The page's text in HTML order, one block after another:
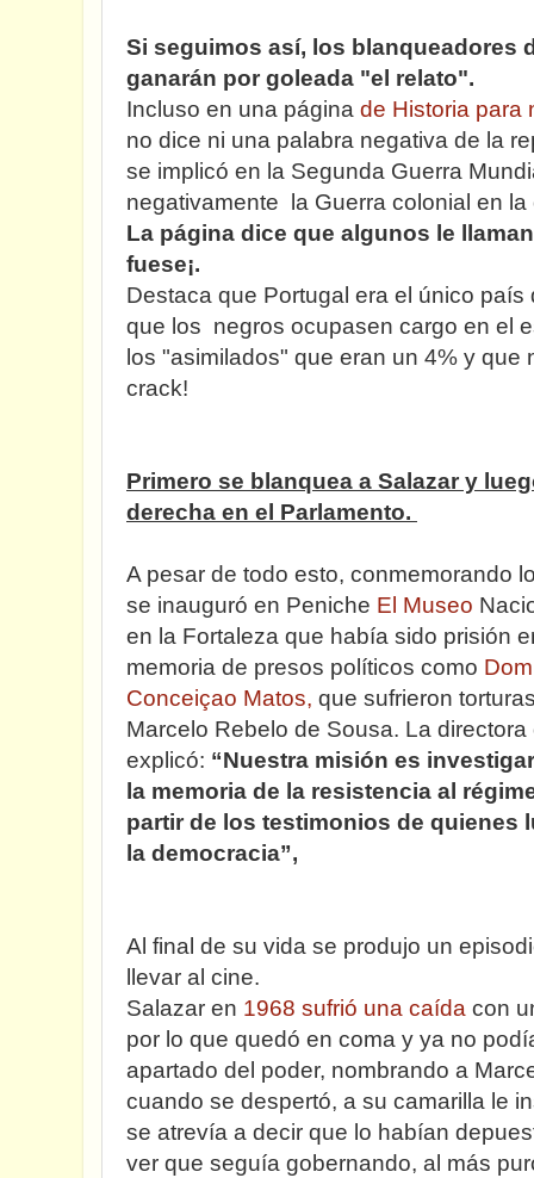
Si seguimos así, los blanqueadores
ganarán por goleada "el relato".
Incluso en una página de Historia para
no dice ni una palabra negativa de la
se implicó en la Segunda Guerra
negativamente la Guerra colonial en
La página dice que algunos le
fuese¡.
Destaca que Portugal era el único
que los negros ocupasen cargo en el
los "asimilados" que eran un 4% y que
crack!
Primero se blanquea a Salazar y
derecha en el Parlamento.
A pesar de todo esto, conmemorando
se inauguró en Peniche El Museo
en la Fortaleza que había sido prisión
memoria de presos políticos como
Conceiçao Matos, que sufrieron
Marcelo Rebelo de Sousa. La
explicó: “Nuestra misión es
la memoria de la resistencia al
partir de los testimonios de quienes
la democracia”,
Al final de su vida se produjo un
llevar al cine.
Salazar en 1968 sufrió una caída con
por lo que quedó en coma y ya no
apartado del poder, nombrando a
cuando se despertó, a su camarilla le
se atrevía a decir que lo habían
ver que seguía gobernando, al más